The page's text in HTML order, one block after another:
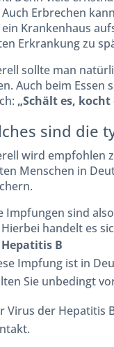
Erbrechen
Krankenhaus
Erkrankung zu
sollte man
Auch beim Essen
„Schält es, kocht
sind die
wird empfohlen
Menschen in
Impfungen sind
Hierbei handelt es
Hepatitis B
Impfung ist in
Sie unbedingt
Virus der Hepatitis